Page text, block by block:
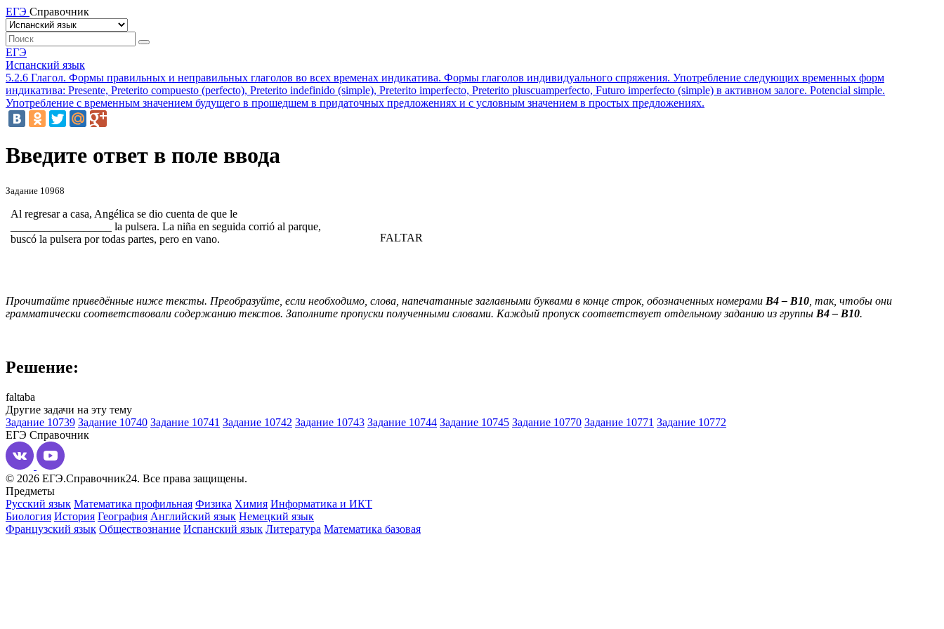
ЕГЭ Справочник
ЕГЭ
Испанский язык
5.2.6 Глагол. Формы правильных и неправильных глаголов во всех временах индикатива. Формы глаголов индивидуального спряжения. Употребление следующих временных форм
индикатива: Presente, Preterito compuesto (perfecto), Preterito indefinido (simple), Preterito imperfecto, Preterito pluscuamperfecto, Futuro imperfecto (simple) в активном залоге. Potencial simple.
Употребление с временным значением будущего в прошедшем в придаточных предложениях и с условным значением в простых предложениях.
Введите ответ в поле ввода
Задание 10968
Al regresar a casa, Angélica se dio cuenta de que le
__________________ la pulsera. La niña en seguida corrió al parque,
buscó la pulsera por todas partes, pero en vano.
FALTAR
Прочитайте приведённые ниже тексты. Преобразуйте, если необходимо, слова, напечатанные заглавными буквами в конце строк, обозначенных номерами B4 – B10 , так, чтобы они
грамматически соответствовали содержанию текстов. Заполните пропуски полученными словами. Каждый пропуск соответствует отдельному заданию из группы B4 – B10.
Решение:
faltaba
Другие задачи на эту тему
Задание 10739 Задание 10740 Задание 10741 Задание 10742 Задание 10743 Задание 10744 Задание 10745 Задание 10770 Задание 10771 Задание 10772
ЕГЭ Справочник
© 2026 ЕГЭ.Справочник24. Все права защищены.
Предметы
Русский язык Математика профильная Физика Химия Информатика и ИКТ
Биология История География Английский язык Немецкий язык
Французский язык Обществознание Испанский язык Литература Математика базовая